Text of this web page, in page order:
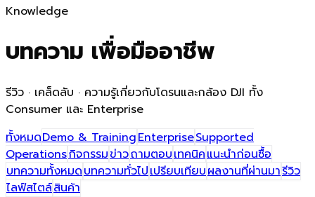
Knowledge
บทความ เพื่อมืออาชีพ
รีวิว · เคล็ดลับ · ความรู้เกี่ยวกับโดรนและกล้อง DJI ทั้ง
Consumer และ Enterprise
ทั้งหมดDemo & TrainingEnterpriseSupported
Operationsกิจกรรมข่าวถามตอบเทคนิคแนะนำก่อนซื้อ
บทความทั้งหมดบทความทั่วไปเปรียบเทียบผลงานที่ผ่านมา​รีวิว
ไลฟ์สไตล์สินค้า